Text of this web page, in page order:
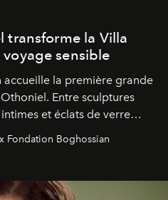
transforme la Villa
sensible
accueille la première grande
Entre sculptures
et éclats de verre
devient le souvenir
Fondation Boghossian